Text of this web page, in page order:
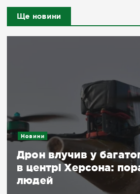
Ще новини
Новини
Дрон влучив у
в центрі Херсона:
людей